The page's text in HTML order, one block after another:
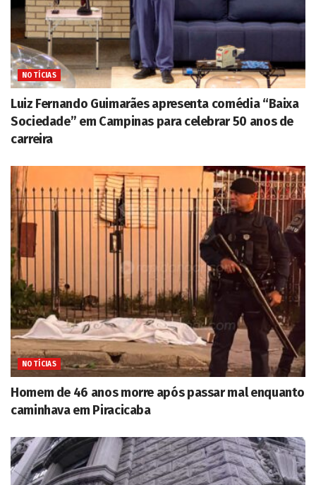
NOTÍCIAS
Luiz Fernando Guimarães apresenta comédia “Baixa
Sociedade” em Campinas para celebrar 50 anos de
carreira
NOTÍCIAS
Homem de 46 anos morre após passar mal enquanto
caminhava em Piracicaba